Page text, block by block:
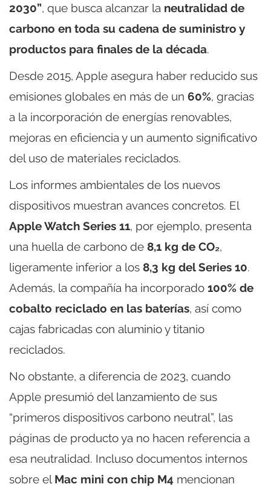
2030”, que busca alcanzar la neutralidad de
carbono en toda su cadena de suministro y
productos para finales de la década.
Desde 2015, Apple asegura haber reducido sus
emisiones globales en más de un 60%, gracias
a la incorporación de energías renovables,
mejoras en eficiencia y un aumento significativo
del uso de materiales reciclados.
Los informes ambientales de los nuevos
dispositivos muestran avances concretos. El
Apple Watch Series 11, por ejemplo, presenta
una huella de carbono de 8,1 kg de CO₂,
ligeramente inferior a los 8,3 kg del Series 10.
Además, la compañía ha incorporado 100% de
cobalto reciclado en las baterías, así como
cajas fabricadas con aluminio y titanio
reciclados.
No obstante, a diferencia de 2023, cuando
Apple presumió del lanzamiento de sus
“primeros dispositivos carbono neutral”, las
páginas de producto ya no hacen referencia a
esa neutralidad. Incluso documentos internos
sobre el Mac mini con chip M4 mencionan